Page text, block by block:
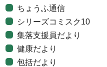
ちょうふ通信
シリーズコミスク10
集落支援員だより
健康だより
包括だより